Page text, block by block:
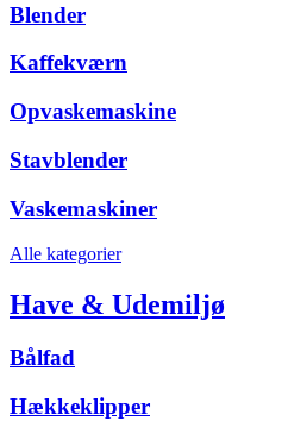
Blender
Kaffekværn
Opvaskemaskine
Stavblender
Vaskemaskiner
Alle kategorier
Have & Udemiljø
Bålfad
Hækkeklipper